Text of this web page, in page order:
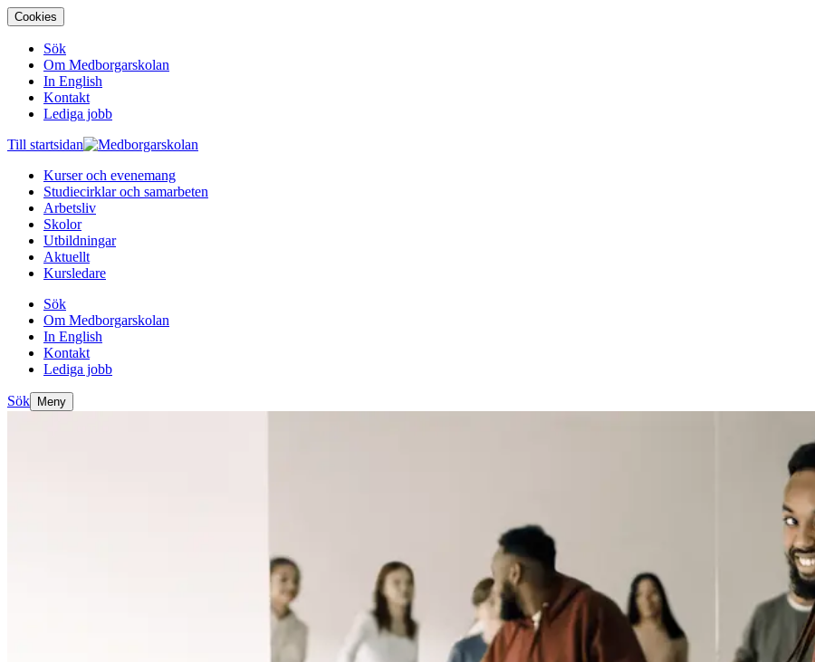
Cookies
Sök
Om Medborgarskolan
In English
Kontakt
Lediga jobb
Till startsidan
Kurser och evenemang
Studiecirklar och samarbeten
Arbetsliv
Skolor
Utbildningar
Aktuellt
Kursledare
Sök
Om Medborgarskolan
In English
Kontakt
Lediga jobb
Sök Meny